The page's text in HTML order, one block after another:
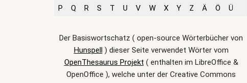
P
Q R S T U V W X Y Z Ä Ö Ü
Der Basiswortschatz ( open-source Wörterbücher von
Hunspell) dieser Seite verwendet Wörter vom
OpenThesaurus Projekt ( enthalten im LibreOffice &
OpenOffice ), welche unter der Creative Commons